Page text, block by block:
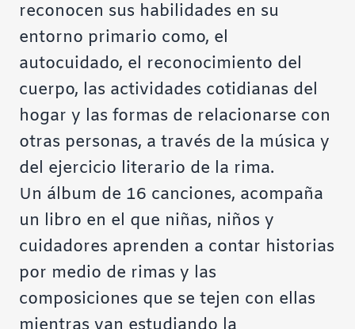
reconocen sus habilidades en su
entorno primario como, el
autocuidado, el reconocimiento del
cuerpo, las actividades cotidianas del
hogar y las formas de relacionarse con
otras personas, a través de la música y
del ejercicio literario de la rima.
Un álbum de 16 canciones, acompaña
un libro en el que niñas, niños y
cuidadores aprenden a contar historias
por medio de rimas y las
composiciones que se tejen con ellas